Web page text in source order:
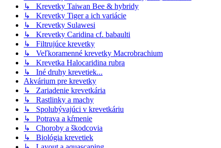
↳ Krevetky Taiwan Bee & hybridy
↳ Krevetky Tiger a ich variácie
↳ Krevetky Sulawesi
↳ Krevetky Caridina cf. babaulti
↳ Filtrujúce krevetky
↳ Veľkoramenné krevetky Macrobrachium
↳ Krevetka Halocaridina rubra
↳ Iné druhy krevetiek...
Akvárium pre krevetky
↳ Zariadenie krevetkária
↳ Rastlinky a machy
↳ Spolubývajúci v krevetkáriu
↳ Potrava a kŕmenie
↳ Choroby a škodcovia
↳ Biológia krevetiek